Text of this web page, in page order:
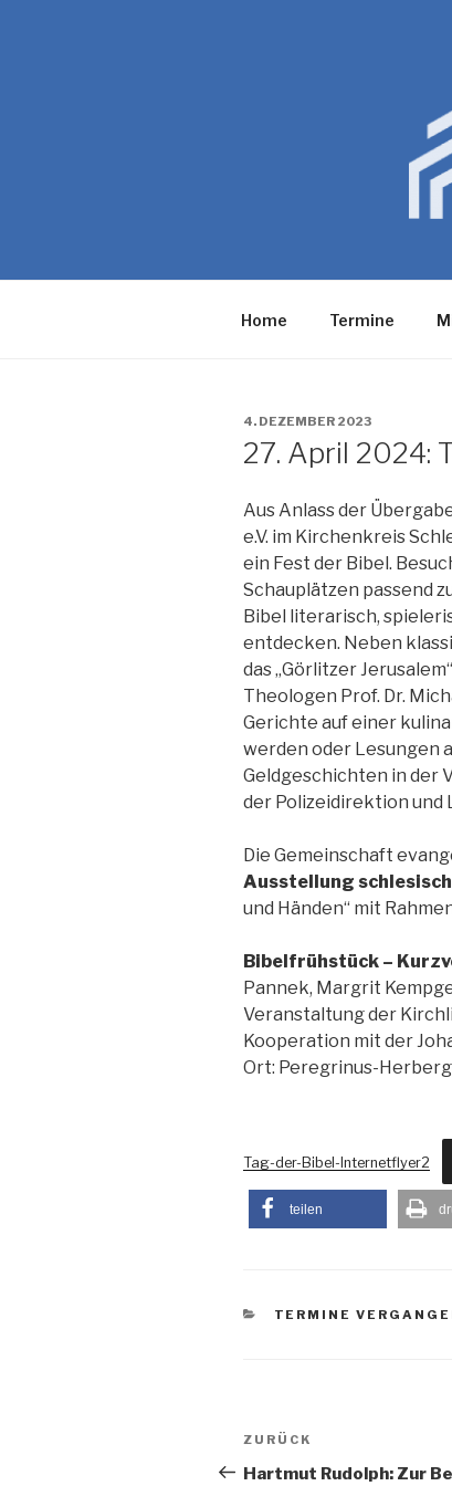
Home Termine
VERÖFFENTLICHT
4. DEZEMBER 2023
27. April 2024:
Aus Anlass der
e.V. im Kirchenkreis
ein Fest der Bibel.
Schauplätzen passend
Bibel literarisch,
entdecken. Neben
das „Görlitzer
Theologen Prof. Dr.
Gerichte auf einer
werden oder Lesungen
Geldgeschichten in der
der Polizeidirektion und
Die Gemeinschaft
Ausstellung
und Händen“ mit
Bibelfrühstück –
Pannek, Margrit
Veranstaltung der
Kooperation mit der
Ort: Peregrinus-
Tag-der-Bibel-Internetflyer2
teilen
KATEGORIEN
TERMINE
Vorheriger
Beitrag
ZURÜCK
Hartmut Rudolph: Zur